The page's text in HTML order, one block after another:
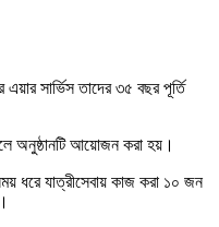
এয়ার সার্ভিস তাদের ৩৫ বছর পূর্তি
অনুষ্ঠানটি আয়োজন করা হয়।
ধরে যাত্রীসেবায় কাজ করা ১০ জন